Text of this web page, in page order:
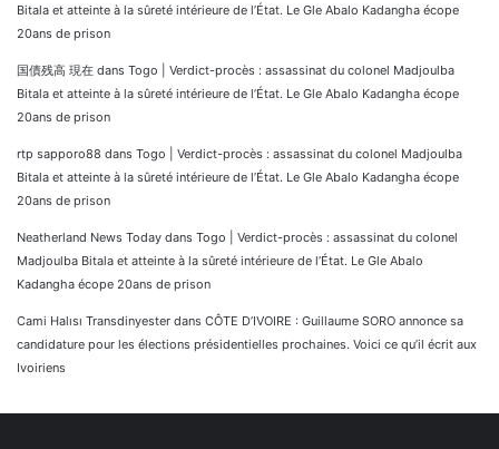
Bitala et atteinte à la sûreté intérieure de l’État. Le Gle Abalo Kadangha écope
20ans de prison
国債残高 現在 dans Togo | Verdict-procès : assassinat du colonel Madjoulba
Bitala et atteinte à la sûreté intérieure de l’État. Le Gle Abalo Kadangha écope
20ans de prison
rtp sapporo88 dans Togo | Verdict-procès : assassinat du colonel Madjoulba
Bitala et atteinte à la sûreté intérieure de l’État. Le Gle Abalo Kadangha écope
20ans de prison
Neatherland News Today dans Togo | Verdict-procès : assassinat du colonel
Madjoulba Bitala et atteinte à la sûreté intérieure de l’État. Le Gle Abalo
Kadangha écope 20ans de prison
Cami Halısı Transdinyester dans CÔTE D’IVOIRE : Guillaume SORO annonce sa
candidature pour les élections présidentielles prochaines. Voici ce qu’il écrit aux
Ivoiriens